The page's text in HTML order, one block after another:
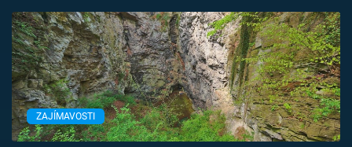
Sledujte nás
ZAJÍMAVOSTI